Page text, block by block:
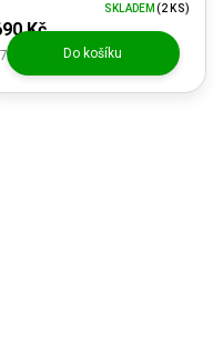
Kč bez DPH
Kč
SKLADEM (2 KS)
Do košíku